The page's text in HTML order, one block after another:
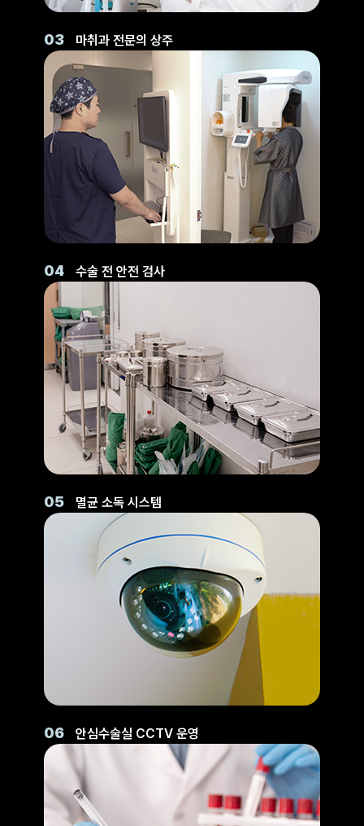
03 마취과 전문의 상주
04 수술 전 안전 검사
05 멸균 소독 시스템
06 안심수술실 CCTV 운영